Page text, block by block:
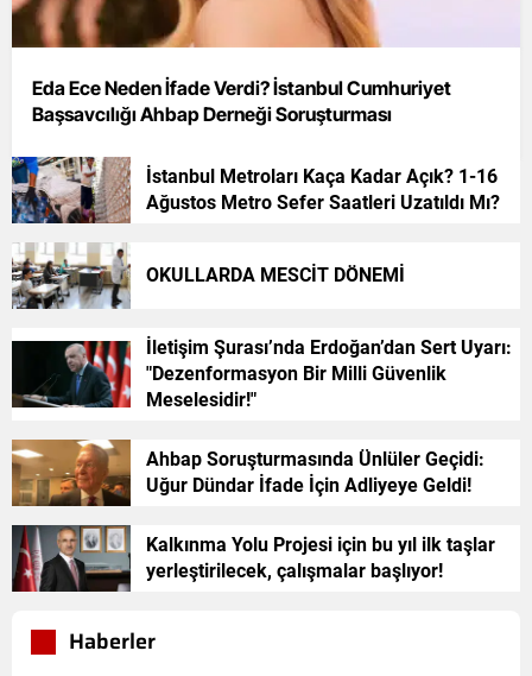
Eda Ece Neden İfade Verdi? İstanbul Cumhuriyet
Başsavcılığı Ahbap Derneği Soruşturması
İstanbul Metroları Kaça Kadar Açık? 1-16
Ağustos Metro Sefer Saatleri Uzatıldı Mı?
OKULLARDA MESCİT DÖNEMİ
İletişim Şurası’nda Erdoğan’dan Sert Uyarı:
"Dezenformasyon Bir Milli Güvenlik
Meselesidir!"
Ahbap Soruşturmasında Ünlüler Geçidi:
Uğur Dündar İfade İçin Adliyeye Geldi!
Kalkınma Yolu Projesi için bu yıl ilk taşlar
yerleştirilecek, çalışmalar başlıyor!
Haberler